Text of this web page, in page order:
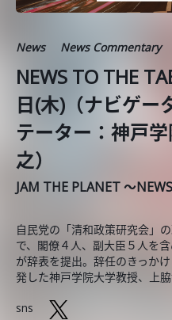
News News Commentary
NEWS TO THE
日(木)（ナビゲー
テーター：神戸
之）
JAM THE PLANET ～
自民党の「清和政策研究会」
で、閣僚４人、副大臣５人を
が辞表を提出。辞任のきっか
発した神戸学院大学教授、上
sns